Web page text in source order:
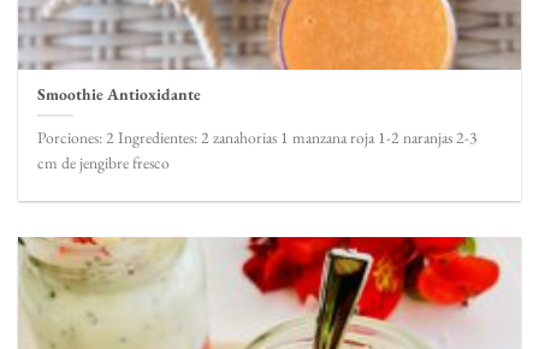
Smoothie Antioxidante
Porciones: 2 Ingredientes: 2 zanahorias 1 manzana roja 1-2 naranjas 2-3
cm de jengibre fresco